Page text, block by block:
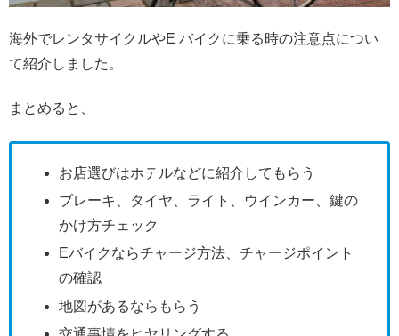
海外でレンタサイクルやE バイクに乗る時の注意点につい
て紹介しました。
まとめると、
お店選びはホテルなどに紹介してもらう
ブレーキ、タイヤ、ライト、ウインカー、鍵の
かけ方チェック
Eバイクならチャージ方法、チャージポイント
の確認
地図があるならもらう